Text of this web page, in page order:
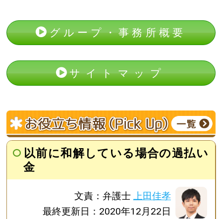
グループ・事務所概要
サイトマップ
以前に和解している場合の過払い
金
文責：弁護士
上田佳孝
最終更新日：2020年12月22日